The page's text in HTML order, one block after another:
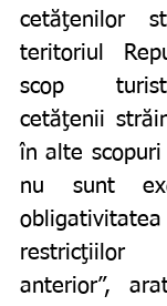
cetăţenilor
teritoriul
scop
cetăţenii
în alte
nu sunt
anterior”,